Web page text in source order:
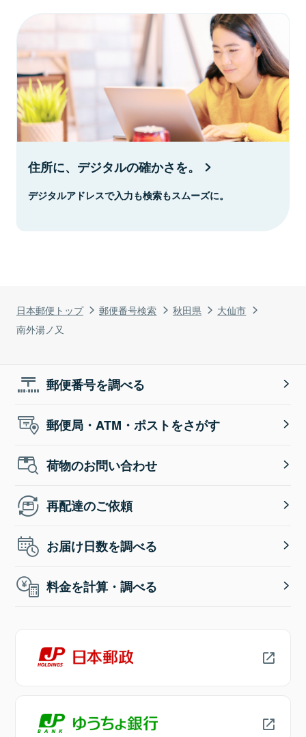
日本郵便トップ 郵便番号検索 秋田県
大仙市
南外湯ノ又
住所に、デジタルの確かさを。
デジタルアドレスで入力も検索もスムーズに。
郵便番号を調べる
郵便局・ATM・ポストをさがす
荷物のお問い合わせ
再配達のご依頼
お届け日数を調べる
料金を計算・調べる